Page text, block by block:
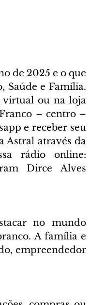
de 2025 e o que
Saúde e Família.
virtual ou na loja
– centro –
e receber seu
Astral através da
Dirce Alves
no mundo
A família e
empreendedor